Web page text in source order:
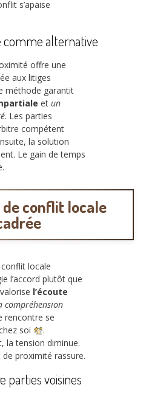
s’apaise
comme alternative
offre une
aux litiges
méthode garantit
et un
. Les parties
compétent
la solution
Le gain de temps
conflit locale
locale
l’accord plutôt que
l’écoute
compréhension
rencontre se
soi
.
la tension diminue.
de proximité rassure.
parties voisines